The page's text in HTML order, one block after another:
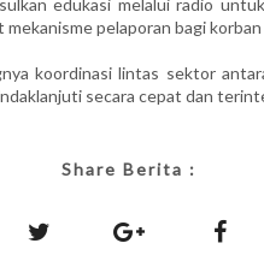
edukasi melalui radio
pelaporan bagi korban
koordinasi lintas sektor
secara cepat dan
Share Berita :